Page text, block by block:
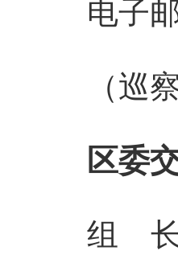
电子邮
（巡察
区委
组 长